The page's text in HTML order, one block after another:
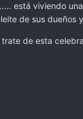
está viviendo
de sus dueños
de esta